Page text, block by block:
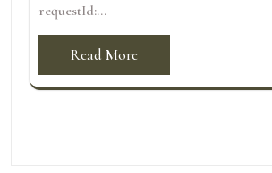
requestId:...
Read More